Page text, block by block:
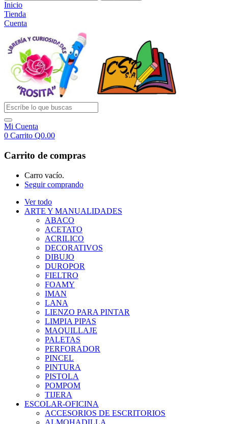
Inicio
Tienda
Cuenta
Mi Cuenta
0 Carrito Q0.00
Carrito de compras
Carro vacío.
Seguir comprando
Ver todo
ARTE Y MANUALIDADES
ABACO
ACETATO
ACRILICO
DECORATIVOS
DIBUJO
DUROPOR
FIELTRO
FOAMY
IMAN
LANA
LIENZO PARA PINTAR
LIMPIA PIPAS
MAQUILLAJE
PALETAS
PERFORADOR
PINCEL
PINTURA
PISTOLA
POMPOM
TIJERA
ESCOLAR-OFICINA
ACCESORIOS DE ESCRITORIOS
ALMOHADILLA